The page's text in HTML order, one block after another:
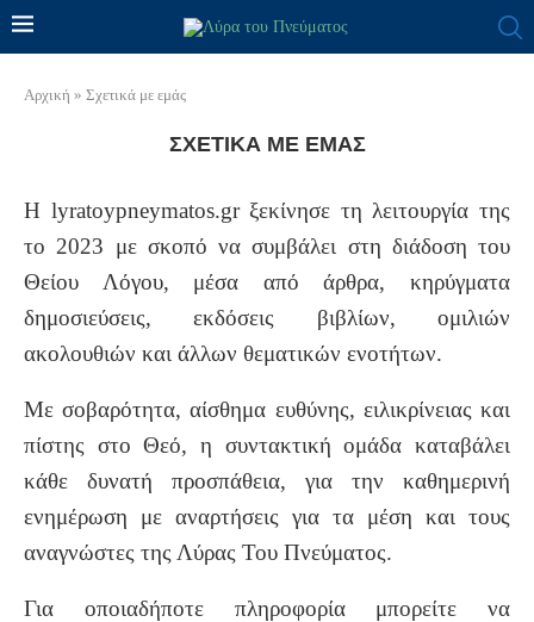
Αρχική » Σχετικά με εμάς
ΣΧΕΤΙΚΆ ΜΕ ΕΜΆΣ
Η lyratoypneymatos.gr ξεκίνησε τη λειτουργία της
το 2023 με σκοπό να συμβάλει στη διάδοση του
Θείου Λόγου, μέσα από άρθρα, κηρύγματα
δημοσιεύσεις, εκδόσεις βιβλίων, ομιλιών
ακολουθιών και άλλων θεματικών ενοτήτων.
Με σοβαρότητα, αίσθημα ευθύνης, ειλικρίνειας και
πίστης στο Θεό, η συντακτική ομάδα καταβάλει
κάθε δυνατή προσπάθεια, για την καθημερινή
ενημέρωση με αναρτήσεις για τα μέση και τους
αναγνώστες της Λύρας Του Πνεύματος.
Για οποιαδήποτε πληροφορία μπορείτε να